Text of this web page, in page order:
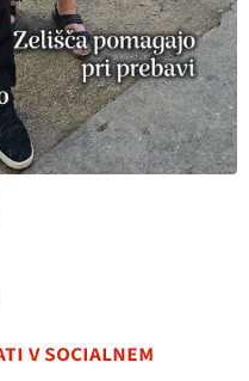
v socialnem